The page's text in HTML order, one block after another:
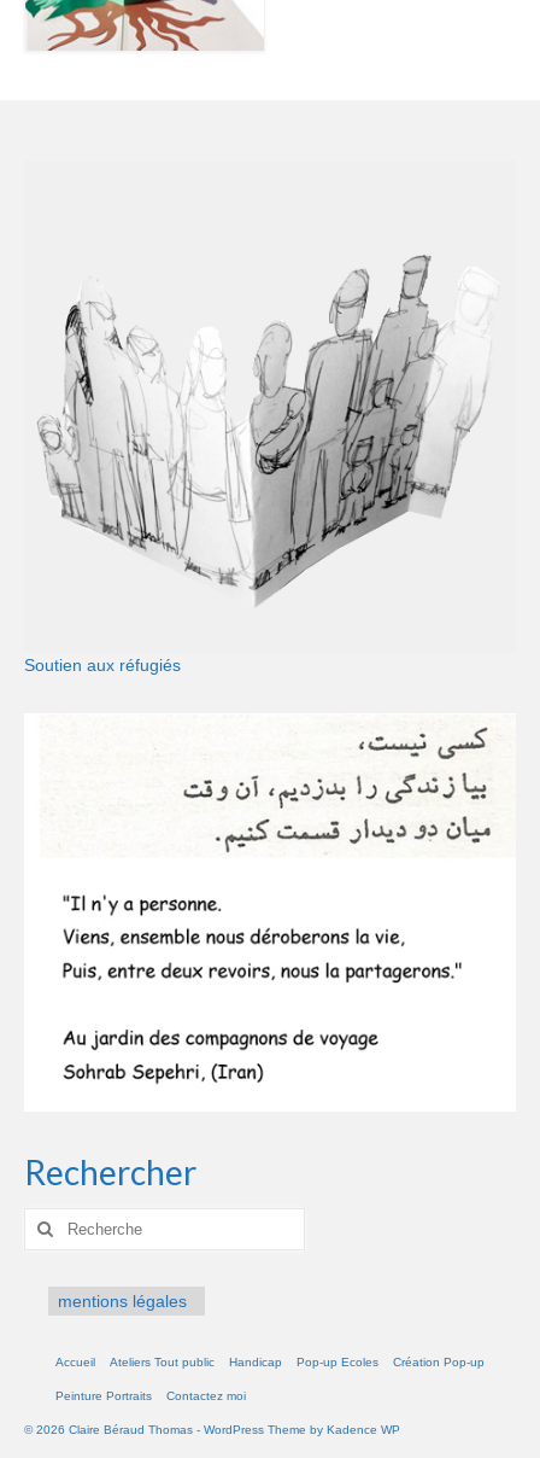
Soutien aux réfugiés
Rechercher
Rechercher
mentions légales
Accueil Ateliers Tout public Handicap Pop-up Ecoles Création Pop-up
Peinture Portraits Contactez moi
© 2026 Claire Béraud Thomas - WordPress Theme by Kadence WP